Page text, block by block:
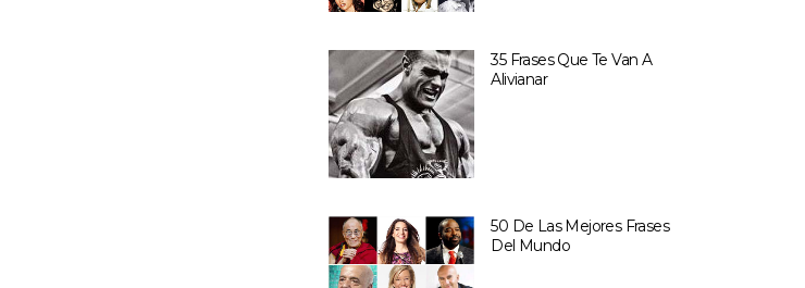
35 Frases Que Te Van A
Alivianar
50 De Las Mejores Frases
Del Mundo